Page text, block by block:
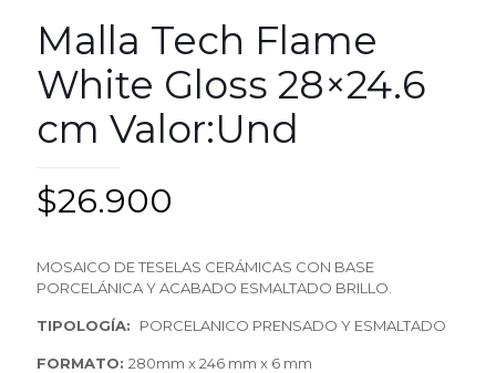
Malla Tech Flame
White Gloss 28×24.6
cm Valor:Und
$26.900
MOSAICO DETESELAS CERÁMICAS CON BASE
PORCELÁNICAYACABADO ESMAL TADO BRILL O.
TIPOLOGÍA: PORCELANICO PRENSADO Y ESMALTADO
FORMATO: 280mm x246 mm x 6 mm